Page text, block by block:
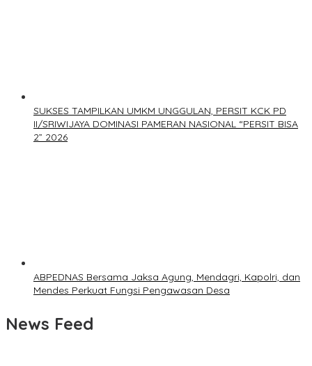
SUKSES TAMPILKAN UMKM UNGGULAN, PERSIT KCK PD
II/SRIWIJAYA DOMINASI PAMERAN NASIONAL “PERSIT BISA
2” 2026
ABPEDNAS Bersama Jaksa Agung, Mendagri, Kapolri, dan
Mendes Perkuat Fungsi Pengawasan Desa
News Feed